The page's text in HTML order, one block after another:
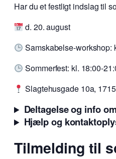
Har du et festligt indslag til
d. 20. august
Samskabelse-workshop:
Sommerfest: kl. 18:00-
Slagtehusgade 10a,
Deltagelse og info
Hjælp og
Tilmelding til